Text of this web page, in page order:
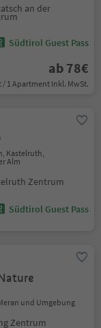
an der
Südtirol Guest Pass
ab 78€
/ 1 Apartment Inkl. MwSt.
Kastelruth,
Alm
Zentrum
Südtirol Guest Pass
und Umgebung
Zentrum